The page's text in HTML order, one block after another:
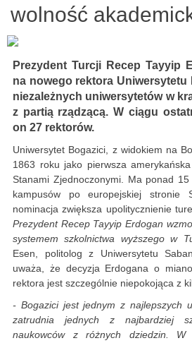
wolność
Prezydent Turcji Recep Tayyip
na nowego rektora Uniwersytetu
niezależnych uniwersytetów w
z partią rządzącą. W ciągu
on 27 rektorów.
Uniwersytet Bogazici, z widokiem na
1863 roku jako pierwsza
Stanami Zjednoczonymi. Ma ponad
kampusów po europejskiej stronie
nominacja zwiększa upolitycznienie
Prezydent Recep Tayyip Erdogan
systemem szkolnictwa wyższego w
Esen, politolog z Uniwersytetu
uważa, że decyzja Erdogana o
rektora jest szczególnie niepokojąca z
- Bogazici jest jednym z najlepszych
zatrudnia jednych z najbardziej
naukowców z różnych dziedzin.
W